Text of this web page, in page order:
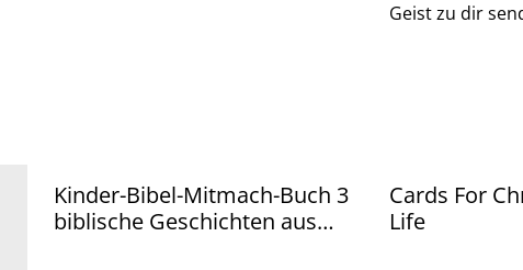
Geist zu dir
Kinder-Bibel-Mitmach-Buch 3
biblische Geschichten aus
Cards For
Life